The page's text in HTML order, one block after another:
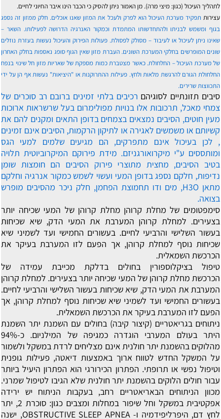
לתהליך העיכול (כגון: מיצי מרה). מן האמור ניתן להסיק כי הכבר הינו איבר החיוני לחיים.
עצירות תפקיד מערכת העיכול הוא לפרק ולעכל את המזון שאנו אוכלים. חלק ממזון זה נספג
בגוף ומשמש לבניתו ולהתחדשותו המתמדת וכמקור האנרגיה הדרושה לפעילותו. השאר –
שאינו ניתן לעיכול או לעיבוד – מסולק לפסולת. פעולות הפירוק והעיכול נעשות בעזרת נוזלים
שונים המופרשים בחלקי המערכת השונים. העברת מזון שאין הגוף סופג נאספות בחלק האחרון
של מערכת העיכול – החלחולת. כאשר מצטברת כמות מספקת של שאריות מזון חל שינוי בנפח
החלחולת הגורם להרגשת מלאות ולחץ. פעילות ההתרוקנות או "היציאות" נעשות אף הן על ידי
התכווצות שרירים.
סיבים תזונתיים לסוגיהם רכיבים בלתי זמינים ברובם רב סוכרים של
צמחי מאכל, תרכובות אלו בנויות מפולימרום בעל שרשראות ארוכות
מעין חוטים, הסיבים נמצאים בצמחים בדופן התאים ומקנים להם את
קשיותם או משמשים לאגירה או לתיקון הרקמות, הסיבים אינם זמינים
, לכן בעיכול אינם מתפרקים, הם מגיעים שלמים למעי הגס
ומותססים ע"י מיקרואורגניזם. מידת פירוקם המיקרוביוטית תלויה
בטיב הסיבים, מחצית מתוצרי פירוק הסיבים הם חומצות שומן
נדיפות, חלקם נספג בדופן המעי ועשוי לשמש כמקור אנרגיה וחלקם
מתאן H3O, מים ודו תחמוצת הפחמן, חלק ניכר מהסיבים מופרש
בצואה.
סימפטומים של מחלת קרוהן מחלת קרוהן של המעי שכיחה יותר
בצעירים. למחלת קרוהן המערבת את המעי הדק, שיא שכיחות
בעשור השלישי והרביעי לחיים. בעשורים החמישי ועד לשמיני שיא
שכיחות נוסף למחלת קרוהן, אך הפעם לזו המערבת בעיקר את
הכרכשת השמאלית.
טיפול בציקלוספורין בחולים בדלקת מכייבת עמידה של
הכרכשת מחלת קרוהן של המעי שכיחה יותר בצעירים. למחלת קרוהן
המערבת את המעי הדק, שיא שכיחות בעשור השלישי והרביעי לחיים.
בעשורים החמישי ועד לשמיני שיא שכיחות נוסף למחלת קרוהן, אך
הפעם לזו המערבת בעיקר את הכרכשת השמאלית.
ניתוחים בגריאטריים (קיצור קיבה) בחולים עם השמנת יתרהשמנת
היתר בעולם המערבי הוגדרה כמגיפה של המילניום. כ-94%
מהלוקים בהשמנת יתר חולנית אינם מצליחים לרדת במשקל ולשמור
על המשקל החדש לטווח ארוך באמצעות דיאטה, פעילות גופנית
וטיפול נפשי או תרופתי. הפתרון הכירורגי הוא הפתרון היעיל ביותר
עבור חולים הלוקים בהשמנת יתר חולנית שלא הגיבו לטיפול שמרני.
מכוון הניתוחים הבאריאטריים רחב, בעקבות הניתוח יש ירידה
אפקטיבית במשקל וחל שיפור במחלות ומצבים כגון: סוכרת 2, יתר
לחץ דם, היפרליפידמיה ו- OBSTRUCTIVE SLEEP APNEA, ישנה